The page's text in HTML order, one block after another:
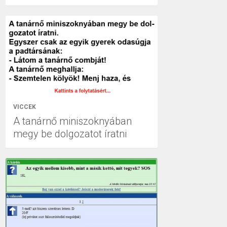
VICCEK
A tanárnő miniszoknyában
megy be dolgozatot íratni